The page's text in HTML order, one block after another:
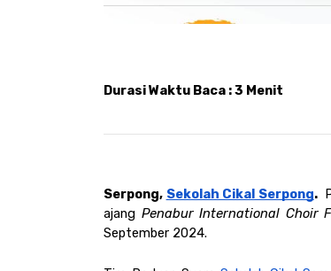
Durasi Waktu Baca : 3 Menit
Serpong, Sekolah Cikal Serpong.
ajang Penabur International Choir
September 2024.